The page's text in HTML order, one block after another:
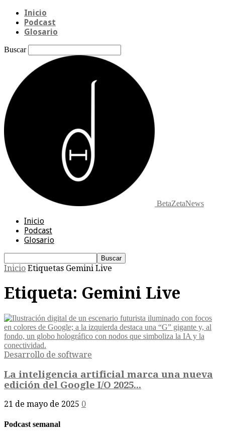
Inicio
Podcast
Glosario
Buscar
BetaZetaNews
Inicio
Podcast
Glosario
Inicio Etiquetas Gemini Live
Etiqueta: Gemini Live
Desarrollo de software
La inteligencia artificial marca una nueva
edición del Google I/O 2025...
21 de mayo de 2025 0
Podcast semanal